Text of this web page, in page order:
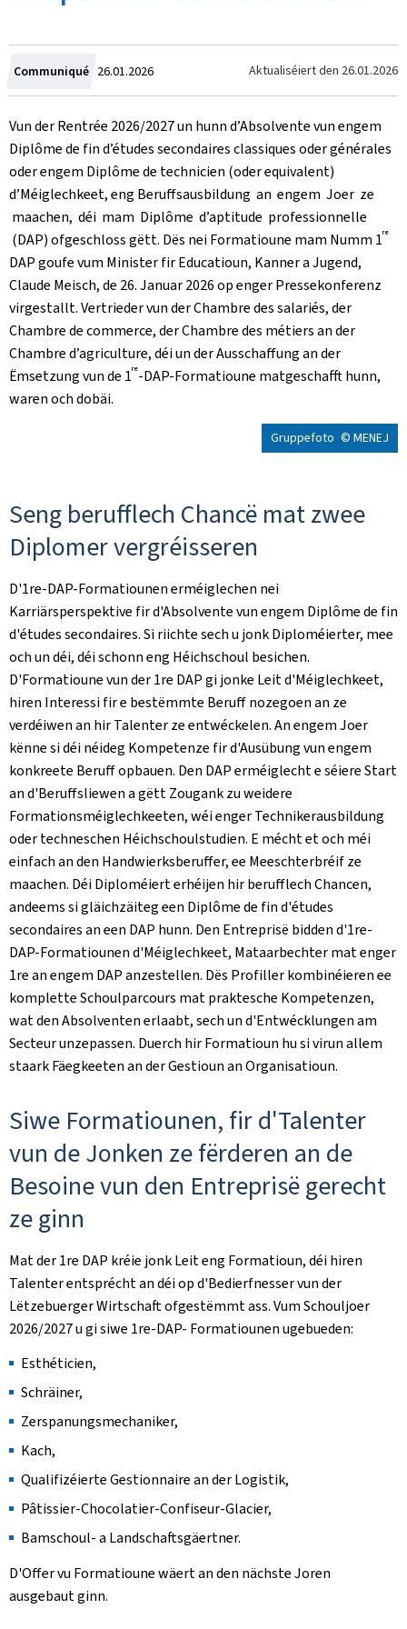
Communiqué Created
on
26.01.2026 Aktualiséiert den 26.01.2026
Vun der Rentrée 2026/2027 un hunn d’Absolvente vun engem
Diplôme de fin d’études secondaires classiques oder générales
oder engem Diplôme de technicien (oder equivalent)
d’Méiglechkeet, eng Beruffsausbildung an engem Joer ze
maachen, déi mam Diplôme d’aptitude professionnelle
(DAP) ofgeschloss gëtt. Dës nei Formatioune mam Numm 1re
DAP goufe vum Minister fir Educatioun, Kanner a Jugend,
Claude Meisch, de 26. Januar 2026 op enger Pressekonferenz
virgestallt. Vertrieder vun derChambre des salariés,der
Chambre de commerce, derChambre des métiersan der
Chambre d’agriculture, déi un der Ausschaffung an der
Ëmsetzung vun de 1re-DAP-Formatioune matgeschafft hunn,
waren och dobäi.
Gruppefoto © MENEJ
Seng berufflech Chancë mat zwee
Diplomer vergréisseren
D'1re-DAP-Formatiounen erméiglechen nei
Karriärsperspektive fir d'Absolvente vun engem Diplôme de fin
d'études secondaires. Si riichte sech u jonk Diploméierter, mee
och un déi, déi schonn eng Héichschoul besichen.
D'Formatioune vun der 1re DAP gi jonke Leit d'Méiglechkeet,
hiren Interessi fir e bestëmmte Beruff nozegoen an ze
verdéiwen an hir Talenter ze entwéckelen. An engem Joer
kënne si déi néideg Kompetenze fir d'Ausübung vun engem
konkreete Beruff opbauen. Den DAP erméiglecht e séiere Start
an d'Beruffsliewen a gëtt Zougank zu weidere
Formationsméiglechkeeten, wéi enger Technikerausbildung
oder techneschen Héichschoulstudien. E mécht et och méi
einfach an den Handwierksberuffer, ee Meeschterbréif ze
maachen. Déi Diploméiert erhéijen hir berufflech Chancen,
andeems si gläichzäiteg een Diplôme de fin d'études
secondaires an een DAP hunn. Den Entreprisë bidden d'1re-
DAP-Formatiounen d'Méiglechkeet, Mataarbechter mat enger
1re an engem DAP anzestellen. Dës Profiller kombinéieren ee
komplette Schoulparcours mat praktesche Kompetenzen,
wat den Absolventen erlaabt, sech un d'Entwécklungen am
Secteur unzepassen. Duerch hir Formatioun hu si virun allem
staark Fäegkeeten an der Gestioun an Organisatioun.
Siwe Formatiounen, fir d'Talenter
vun de Jonken ze fërderen an de
Besoine vun den Entreprisë gerecht
ze ginn
Mat der 1re DAP kréie jonk Leit eng Formatioun, déi hiren
Talenter entsprécht an déi op d'Bedierfnesser vun der
Lëtzebuerger Wirtschaft ofgestëmmt ass. Vum Schouljoer
2026/2027 u gi siwe 1re-DAP- Formatiounen ugebueden:
Esthéticien,
Schräiner,
Zerspanungsmechaniker,
Kach,
Qualifizéierte Gestionnaire an der Logistik,
Pâtissier-Chocolatier-Confiseur-Glacier,
Bamschoul- a Landschaftsgäertner.
D'Offer vu Formatioune wäert an den nächste Joren
ausgebaut ginn.